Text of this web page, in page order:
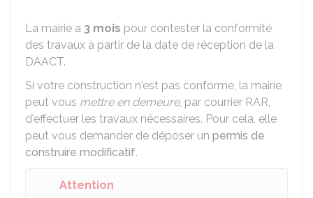
La mairie a 3 mois pour contester la conformité
des travaux à partir de la date de réception de la
DAACT.
Si votre construction n'est pas conforme, la mairie
peut vous mettre en demeure, par courrier RAR,
d'effectuer les travaux nécessaires. Pour cela, elle
peut vous demander de déposer un permis de
construire modificatif.
Attention